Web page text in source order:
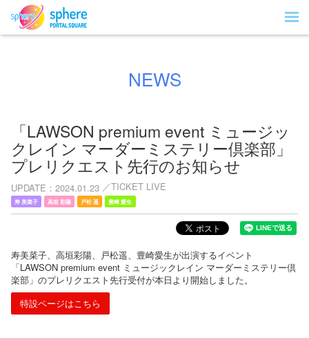
NEWS
「LAWSON premium event ミュージッ
クレイン マーダーミステリー倶楽部」
プレリクエスト先行のお知らせ
UPDATE 2024.01.23 TICKET LIVE
寿 美菜子 高垣 彩陽 戸松 遥 豊崎 愛生
寿美菜子、高垣彩陽、戸松遥、豊崎愛生が出演するイベント
「LAWSON premium event ミュージックレイン マーダーミステリー倶
楽部」のプレリクエスト先行受付が本日より開始しました。
特設ページはこちら